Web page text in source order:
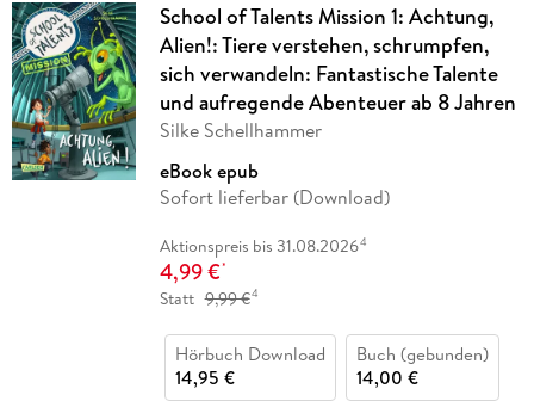
School of Talents Mission 1: Achtung,
Alien!: Tiere verstehen, schrumpfen,
sich verwandeln: Fantastische Talente
und aufregende Abenteuer ab 8 Jahren
Silke Schellhammer
eBook epub
Sofort lieferbar (Download)
Aktionspreis bis 31.08.20264
4,99 €*
Statt 9,99 €4
Hörbuch Download
14,95 €
Buch (gebunden)
14,00 €